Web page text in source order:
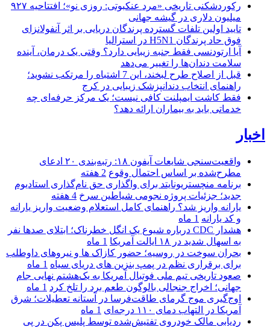
رکوردشکنی تاریخی «مرد عنکبوتی: روزی نو»؛ افتتاحیه ۹۲۷
میلیون دلاری در گیشه جهانی
تایید اولین تلفات گسترده پرندگان دریایی بر اثر آنفولانزای
فوق حاد پرندگان H5N1 در استرالیا
آیا ارتودنسی فقط جنبه زیبایی دارد؟ وقتی یک درمان، آینده
سلامت دندان‌ها را تغییر می‌دهد
قبل از اصلاح طرح لبخند، این 7 اشتباه را مرتکب نشوید؛
راهنمای انتخاب دندانپزشک زیبایی در کرج
فقط کاشت ایمپلنت کافی نیست؛ یک مرکز حرفه‌ای چه
خدماتی باید به بیماران ارائه دهد؟
اخبار
واقعیت‌سنجی شایعات آیفون ۱۸: رتبه‌بندی ۲۰ ادعای
مطرح‌شده بر اساس احتمال وقوع 2 هفته
برنامه منچستریونایتد برای واگذاری حق نام‌گذاری استادیوم
جدید؛ جزئیات پروژه نجومی شیاطین سرخ 4 هفته
یارانه واریز شد؟ راهنمای کامل استعلام وضعیت واریز یارانه
و کد یارانه 1 ماه
هشدار CDC درباره شیوع یک انگل خطرناک؛ ابتلای صدها نفر
به اسهال شدید در ۱۸ ایالت آمریکا
1 ماه
بحران سوخت در روسیه؛ حضور کازاک‌ ها و نیروهای داوطلب
برای برقراری نظم در پمپ بنزین‌ های دریای سیاه 1 ماه
صعود تاریخی تیم ملی فوتبال آمریکا به یک‌هشتم نهایی جام
جهانی؛ اخراج جنجالی بالوگون طعم برد را تلخ کرد 1 ماه
اوج‌گیری موج گرمای طاقت‌فرسا در آستانه تعطیلات؛ شرق
آمریکا در التهاب دمای ۱۱۰ درجه‌ای
1 ماه
ردیابی مالک خودروی تفتیش‌شده توسط پلیس پکن در پی